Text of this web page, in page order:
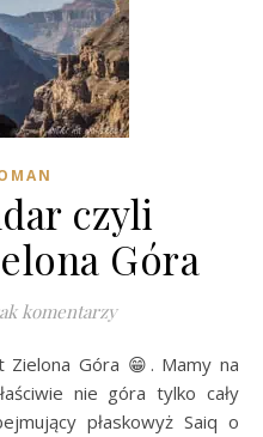
czyli
Góra
komentarzy
nie góra tylko cały
płaskowyż Saiq o